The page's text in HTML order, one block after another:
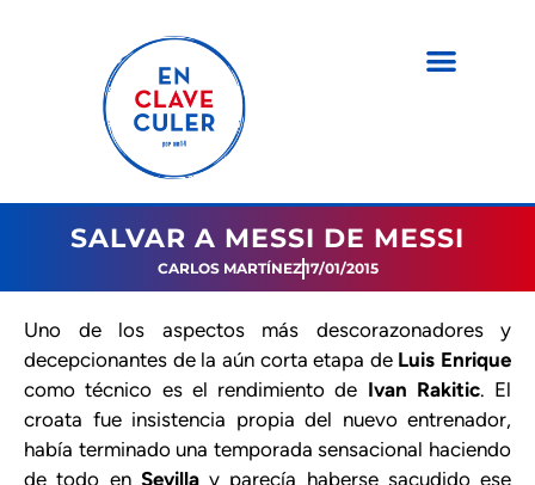
SALVAR A MESSI DE MESSI
CARLOS MARTÍNEZ17/01/2015
Uno de los aspectos más descorazonadores y
decepcionantes de la aún corta etapa de Luis Enrique
como técnico es el rendimiento de Ivan Rakitic. El
croata fue insistencia propia del nuevo entrenador,
había terminado una temporada sensacional haciendo
de todo en Sevillay parecía haberse sacudido ese